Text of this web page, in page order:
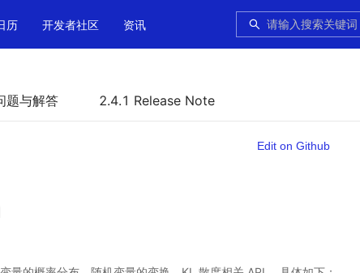
历 开发者社区 资讯
题与解答 2.4.1 Release Note
Edit on Github